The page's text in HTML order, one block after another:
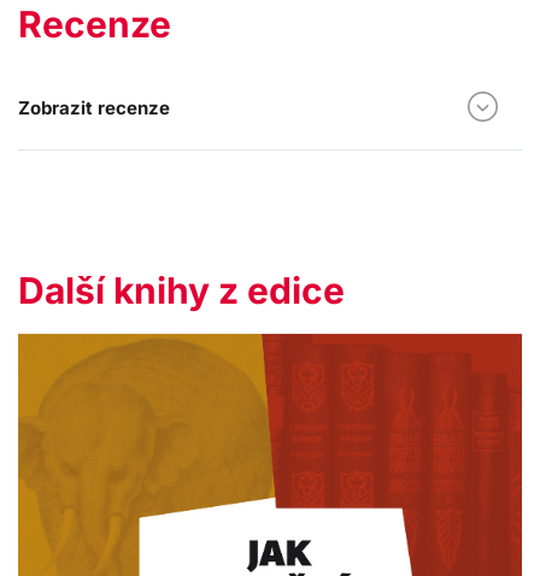
Recenze
Zobrazit recenze
Další knihy z edice